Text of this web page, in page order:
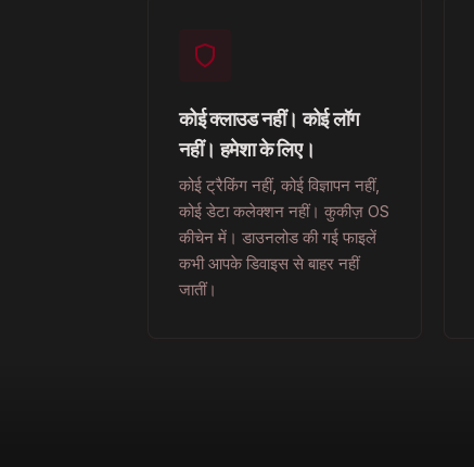
कोई क्लाउड नहीं। कोई लॉग
नहीं। हमेशा के लिए।
कोई ट्रैकिंग नहीं, कोई विज्ञापन नहीं,
कोई डेटा कलेक्शन नहीं। कुकीज़ OS
कीचेन में। डाउनलोड की गई फाइलें
कभी आपके डिवाइस से बाहर नहीं
जातीं।